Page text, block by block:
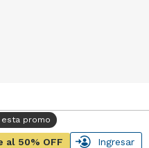
al 50% OFF Ingresar